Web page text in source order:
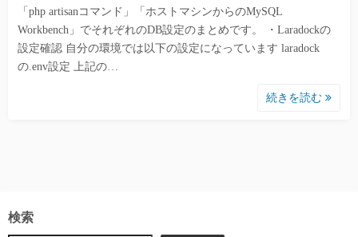
「php artisanコマンド」「ホストマシンからのMySQL
Workbench」でそれぞれのDB設定のまとめです。 ・Laradockの
設定確認 自分の環境では以下の設定になっています laradock
の.env設定 上記の…
続きを読む
検索